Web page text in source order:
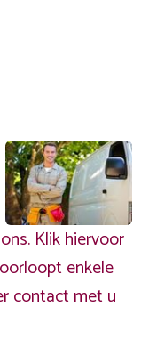
Klik hiervoor
enkele
contact met u